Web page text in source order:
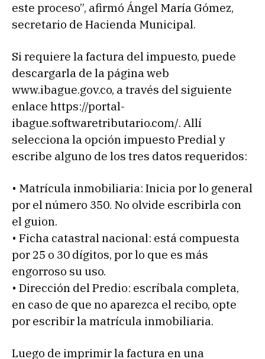
este proceso”, afirmó Ángel María Gómez,
secretario de Hacienda Municipal.
Si requiere la factura del impuesto, puede
descargarla de la página web
www.ibague.gov.co, a través del siguiente
enlace https://portal-
ibague.softwaretributario.com/. Allí
selecciona la opción impuesto Predial y
escribe alguno de los tres datos requeridos:
• Matrícula inmobiliaria: Inicia por lo general
por el número 350. No olvide escribirla con
el guion.
• Ficha catastral nacional: está compuesta
por 25 o 30 dígitos, por lo que es más
engorroso su uso.
• Dirección del Predio: escríbala completa,
en caso de que no aparezca el recibo, opte
por escribir la matrícula inmobiliaria.
Luego de imprimir la factura en una